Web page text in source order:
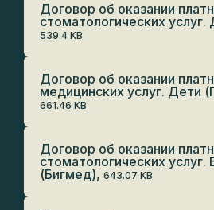
Договор об оказании
стоматологических
539.4 KB
Договор об оказании
медицинских услуг. Дети
661.46 KB
Договор об оказании
стоматологических услуг.
(Бигмед), 643.07 KB